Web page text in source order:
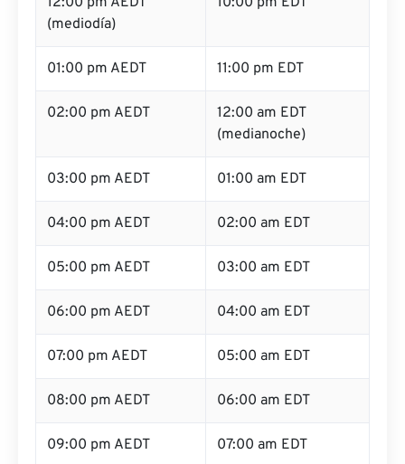
(mediodía)
01:00 pm AEDT 11:00 pm EDT
02:00 pm AEDT
12:00 am EDT
(medianoche)
03:00 pm AEDT 01:00 am EDT
04:00 pm AEDT 02:00 am EDT
05:00 pm AEDT 03:00 am EDT
06:00 pm AEDT 04:00 am EDT
07:00 pm AEDT 05:00 am EDT
08:00 pm AEDT 06:00 am EDT
09:00 pm AEDT 07:00 am EDT